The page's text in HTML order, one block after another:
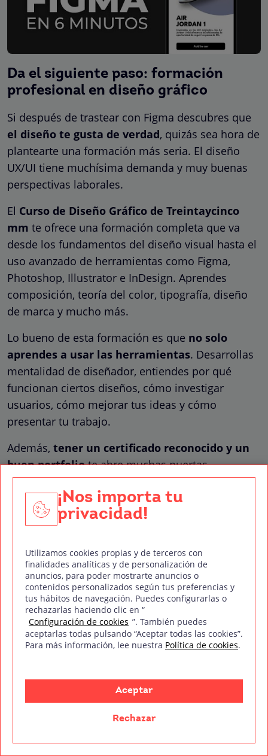
Da el siguiente paso: formación
profesional en diseño gráfico
Si después de trastear con Figma descubres que
el diseño te gusta de verdad, quizás sea hora de
plantearte una formación más seria. El diseño
UX/UI tiene muchísima demanda y muy buenas
perspectivas laborales.
El Curso de Diseño Gráfico de Treintaycinco
mm te ofrece una formación completa que va
desde los fundamentos del diseño visual hasta el
uso avanzado de herramientas como Figma,
Photoshop, Illustrator e InDesign. Aprendes
composición, teoría del color, tipografía, diseño
de marca y mucho más.
Lo bueno de esta formación es que no solo
aprendes a usar las herramientas. Desarrollas
mentalidad de diseñador, entiendes por qué
funcionan ciertos diseños, cómo investigar
usuarios, cómo mejorar tus ideas y cómo
presentar tu trabajo.
Además, tener un certificado reconocido y un
buen portfoliote abre muchas puertas
laboralmente. Las empresas buscan
constantemente diseñadores y la demanda no
para de crecer.
partida hacia el diseño
Figma ha hecho que el diseño digital sea
accesible para todos, eso está claro. Ya no
necesitas años de formación ni software carísimo
para empezar a crear interfaces atractivas y
funcionales. Con ganas de aprender, curiosidad y
aunque no tengas experiencia previa en UX/UI.
el diseño es un proceso
Cada diseño que hagas te enseñará algo nuevo y
¡Nos importa tu
privacidad!
Utilizamos cookies propias y de terceros con
finalidades analíticas y de personalización de
anuncios, para poder mostrarte anuncios o
contenidos personalizados según tus preferencias y
tus hábitos de navegación. Puedes configurarlas o
rechazarlas haciendo clic en “
Configuración de cookies ”. También puedes
aceptarlas todas pulsando “Aceptar todas las cookies”.
Para más información, lee nuestra Política de cookies.
Aceptar
Rechazar